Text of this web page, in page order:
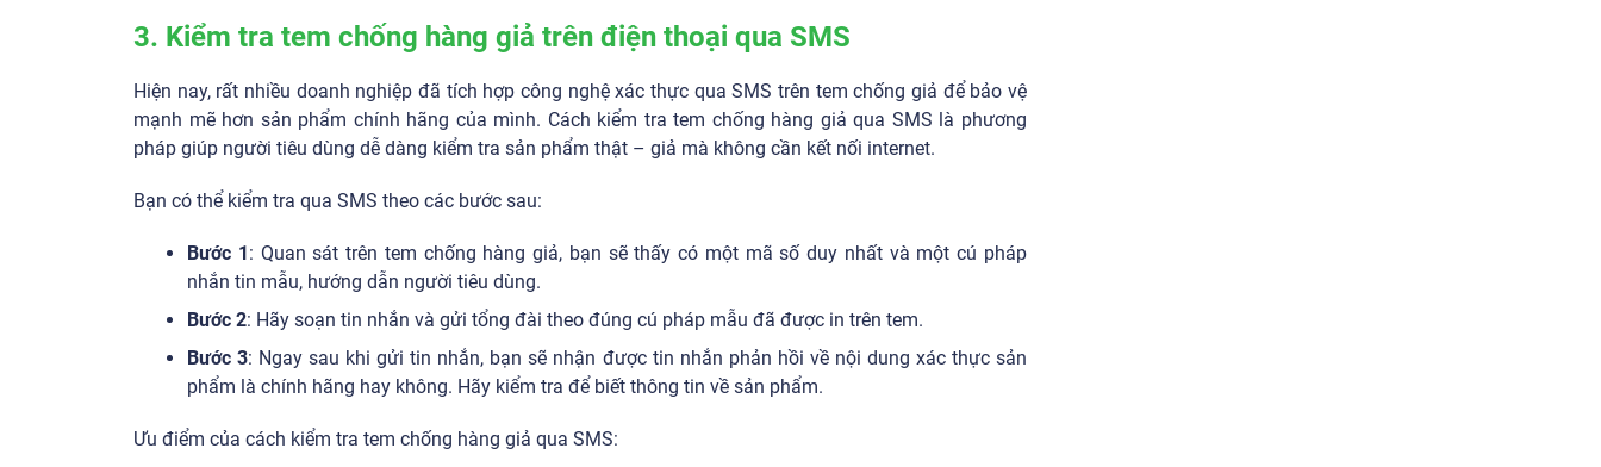
3. Kiểm tra tem chống hàng giả trên điện thoại qua SMS
Hiện nay, rất nhiều doanh nghiệp đã tích hợp công nghệ xác thực qua SMS trên tem chống giả để bảo vệ
mạnh mẽ hơn sản phẩm chính hãng của mình. Cách kiểm tra tem chống hàng giả qua SMS là phương
pháp giúp người tiêu dùng dễ dàng kiểm tra sản phẩm thật – giả mà không cần kết nối internet.
Bạn có thể kiểm tra qua SMS theo các bước sau:
Bước 1 : Quan sát trên tem chống hàng giả, bạn sẽ thấy có một mã số duy nhất và một cú pháp
nhắn tin mẫu, hướng dẫn người tiêu dùng.
Bước 2: Hãy soạn tin nhắn và gửi tổng đài theo đúng cú pháp mẫu đã được in trên tem.
Bước 3: Ngay sau khi gửi tin nhắn, bạn sẽ nhận được tin nhắn phản hồi về nội dung xác thực sản
phẩm là chính hãng hay không. Hãy kiểm tra để biết thông tin về sản phẩm.
Ưu điểm của cách kiểm tra tem chống hàng giả qua SMS: